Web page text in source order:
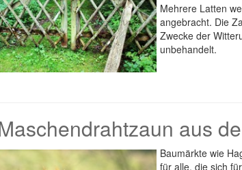
Mehrere Latten
angebracht. Die
Zwecke der
unbehandelt.
aus
Baumärkte wie
für alle, die sich